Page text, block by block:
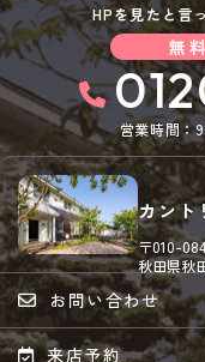
HPを見たと言
無
営業時間：
カント
〒010-
秋田県秋
お問い合わせ
来店予約